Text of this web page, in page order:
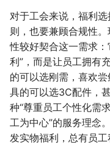
对于工会来说，福利
则，也要兼顾合规性
性较好契合这一需求
利”，而是让员工拥有
的可以选刚需，喜欢
具的可以选3C配件，
种“尊重员工个性化需
工为中心”的服务理念
发实物福利，总有员